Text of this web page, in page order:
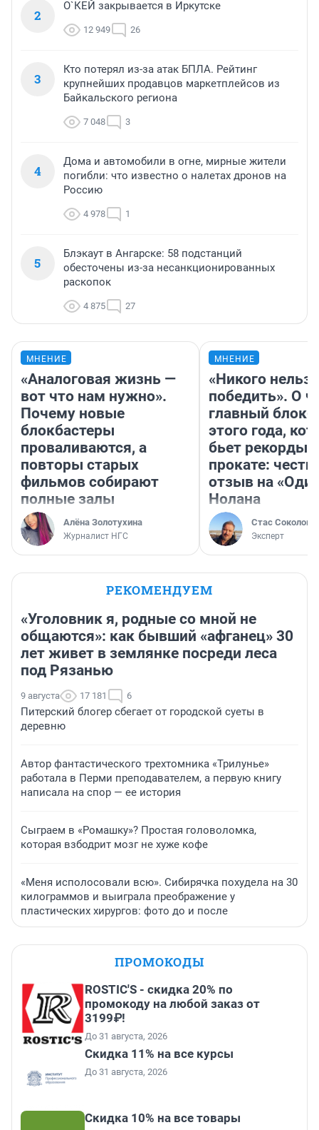
2
О`КЕЙ закрывается в Иркутске
12 949 26
3
Кто потерял из-за атак БПЛА. Рейтинг
крупнейших продавцов маркетплейсов из
Байкальского региона
7 048 3
4
Дома и автомобили в огне, мирные жители
погибли: что известно о налетах дронов на
Россию
4 978 1
5
Блэкаут в Ангарске: 58 подстанций
обесточены из-за несанкционированных
раскопок
4 875 27
МНЕНИЕ
«Аналоговая жизнь —
вот что нам нужно».
Почему новые
блокбастеры
проваливаются, а
повторы старых
фильмов собирают
полные залы
Алёна Золотухина
Журналист НГС
МНЕНИЕ
«Никого нельзя
победить». О
главный
этого года,
бьет рекорды в
прокате:
отзыв на
Нолана
Стас Соколов
Эксперт
РЕКОМЕНДУЕМ
«Уголовник я, родные со мной не
общаются»: как бывший «афганец» 30
лет живет в землянке посреди леса
под Рязанью
9 августа 17 181 6
Питерский блогер сбегает от городской суеты в
деревню
Автор фантастического трехтомника «Трилунье»
работала в Перми преподавателем, а первую книгу
написала на спор — ее история
Сыграем в «Ромашку»? Простая головоломка,
которая взбодрит мозг не хуже кофе
«Меня исполосовали всю». Сибирячка похудела на 30
килограммов и выиграла преображение у
пластических хирургов: фото до и после
ПРОМОКОДЫ
ROSTIC'S - скидка 20% по
промокоду на любой заказ от
3199₽!
До 31 августа, 2026
Скидка 11% на все курсы
До 31 августа, 2026
Скидка 10% на все товары